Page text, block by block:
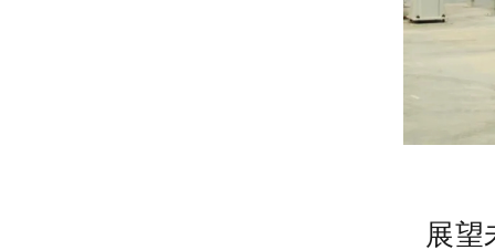
展望未